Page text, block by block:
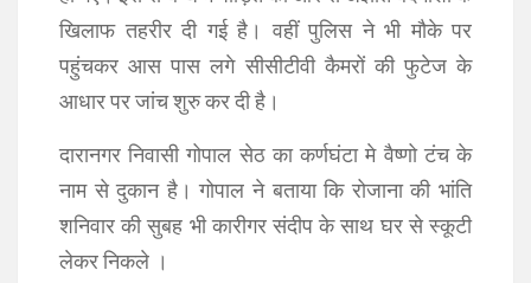
खिलाफ तहरीर दी गई है। वहीं पुलिस ने भी मौके पर
पहुंचकर आस पास लगे सीसीटीवी कैमरों की फुटेज के
आधार पर जांच शुरु कर दी है।
दारानगर निवासी गोपाल सेठ का कर्णघंटा मे वैष्णो टंच के
नाम से दुकान है। गोपाल ने बताया कि रोजाना की भांति
शनिवार की सुबह भी कारीगर संदीप के साथ घर से स्कूटी
लेकर निकले ।